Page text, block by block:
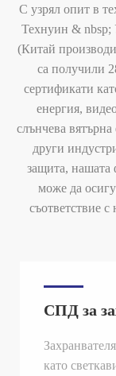
С узрял опит в
Технуин & nbsp;
(Китай
са получили
сертификати
енергия,
слънчева
други
защита, нашата
може да
съответствие
СПД за
като